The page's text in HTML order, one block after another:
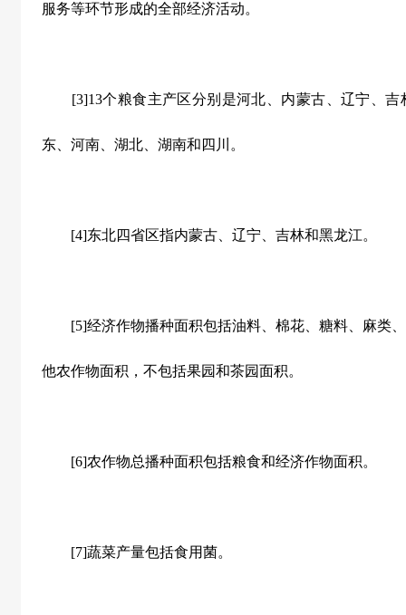
服务等环节形成的全部经济活动。
[3]13个粮食主产区分别是河北、内蒙古、辽宁、吉
东、河南、湖北、湖南和四川。
[4]东北四省区指内蒙古、辽宁、吉林和黑龙江。
[5]经济作物播种面积包括油料、棉花、糖料、麻类、
他农作物面积，不包括果园和茶园面积。
[6]农作物总播种面积包括粮食和经济作物面积。
[7]蔬菜产量包括食用菌。